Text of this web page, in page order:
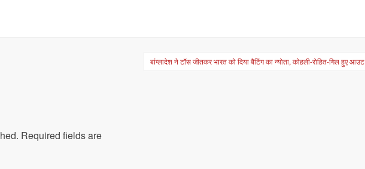
बांग्लादेश ने टॉस जीतकर भारत को दिया बैटिंग का न्योता, कोहली-रोहित-गिल हुए आउट
Required fields are